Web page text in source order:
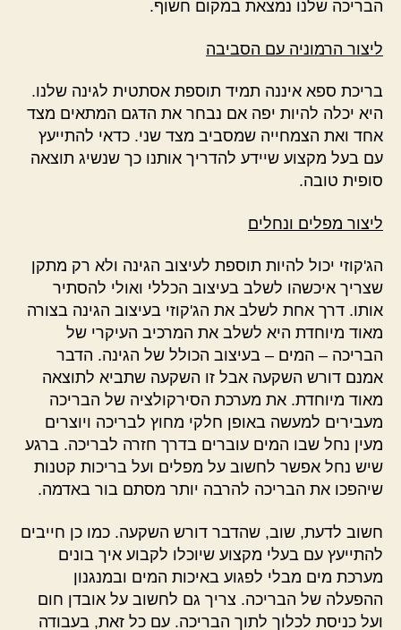
הבריכה שלנו נמצאת במקום חשוף.
ליצור הרמוניה עם הסביבה
בריכת ספא איננה תמיד תוספת אסתטית לגינה שלנו.
היא יכלה להיות יפה אם נבחר את הדגם המתאים מצד
אחד ואת הצמחייה שמסביב מצד שני. כדאי להתייעץ
עם בעל מקצוע שיידע להדריך אותנו כך שנשיג תוצאה
סופית טובה.
ליצור מפלים ונחלים
הג'קוזי יכול להיות תוספת לעיצוב הגינה ולא רק מתקן
שצריך איכשהו לשלב בעיצוב הכללי ואולי להסתיר
אותו. דרך אחת לשלב את הג'קוזי בעיצוב הגינה בצורה
מאוד מיוחדת היא לשלב את המרכיב העיקרי של
הבריכה – המים – בעיצוב הכולל של הגינה. הדבר
אמנם דורש השקעה אבל זו השקעה שתביא לתוצאה
מאוד מיוחדת. את מערכת הסירקולציה של הבריכה
מעבירים למעשה באופן חלקי מחוץ לבריכה ויוצרים
מעין נחל שבו המים עוברים בדרך חזרה לבריכה. ברגע
שיש נחל אפשר לחשוב על מפלים ועל בריכות קטנות
שיהפכו את הבריכה להרבה יותר מסתם בור באדמה.
חשוב לדעת, שוב, שהדבר דורש השקעה. כמו כן חייבים
להתייעץ עם בעלי מקצוע שיוכלו לקבוע איך בונים
מערכת מים מבלי לפגוע באיכות המים ובמנגנון
ההפעלה של הבריכה. צריך גם לחשוב על אובדן חום
ועל כניסת לכלוך לתוך הבריכה. עם כל זאת, בעבודה